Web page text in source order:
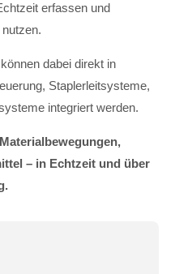
erfassen und
dabei direkt in
Staplerleitsysteme,
integriert werden.
– in Echtzeit und über